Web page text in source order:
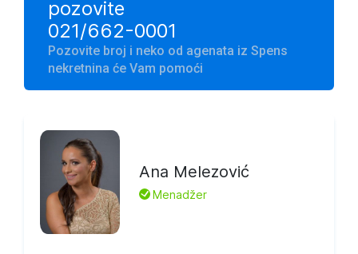
pozovite
021/662-0001
Pozovite broj i neko od agenata iz Spens
nekretnina će Vam pomoći
Ana Melezović
L Menadžer